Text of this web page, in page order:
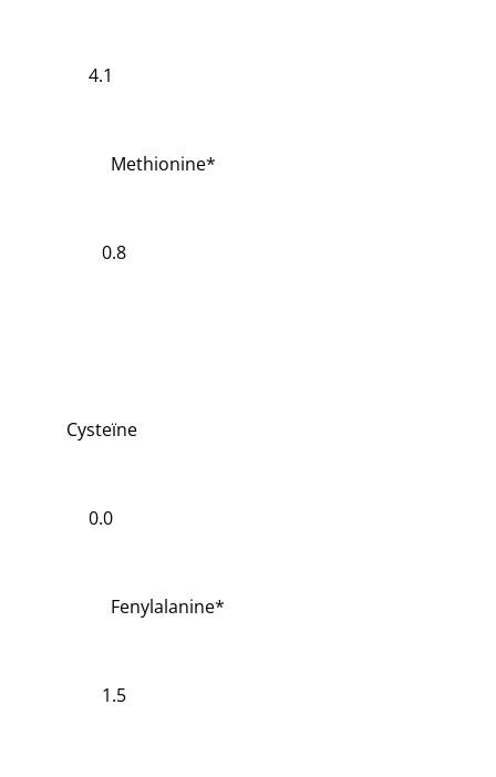
4.1
Methionine*
0.8
Cysteïne
0.0
Fenylalanine*
1.5